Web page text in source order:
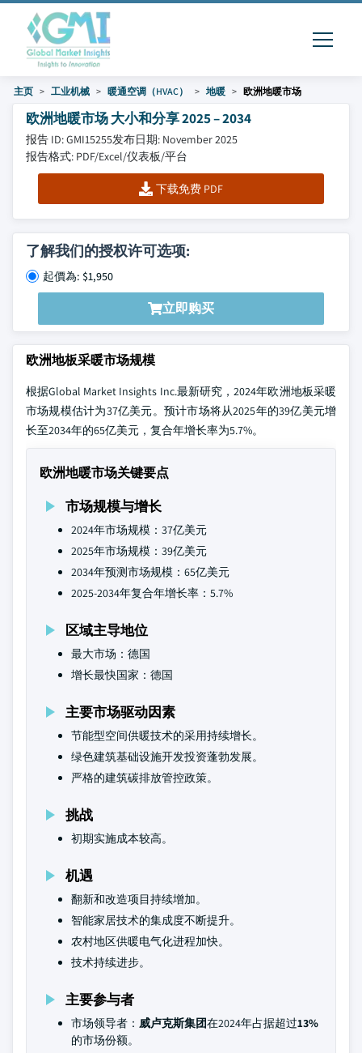
主页 工业机械 暖通空调（HVAC） 地暖 欧洲地暖市场
欧洲地暖市场 大小和分享 2025 – 2034
报告 ID: GMI15255发布日期: November 2025
报告格式: PDF/Excel/仪表板/平台
下载免费 PDF
了解我们的授权许可选项:
起價為: $1,950
立即购买
欧洲地板采暖市场规模
根据Global Market Insights Inc.最新研究，2024年欧洲地板采暖
市场规模估计为37亿美元。预计市场将从2025年的39亿美元增
长至2034年的65亿美元，复合年增长率为5.7%。
欧洲地暖市场关键要点
市场规模与增长
2024年市场规模：37亿美元
2025年市场规模：39亿美元
2034年预测市场规模：65亿美元
2025-2034年复合年增长率：5.7%
区域主导地位
最大市场：德国
增长最快国家：德国
主要市场驱动因素
节能型空间供暖技术的采用持续增长。
绿色建筑基础设施开发投资蓬勃发展。
严格的建筑碳排放管控政策。
挑战
初期实施成本较高。
机遇
翻新和改造项目持续增加。
智能家居技术的集成度不断提升。
农村地区供暖电气化进程加快。
技术持续进步。
主要参与者
市场领导者： 威卢克斯集团在2024年占据超过13%
的市场份额。